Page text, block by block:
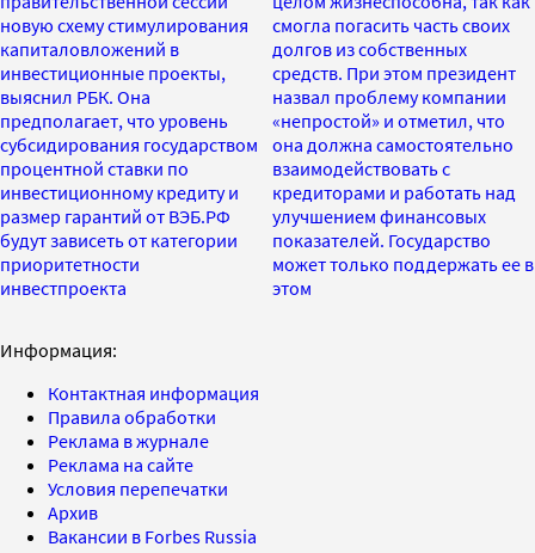
новую схему стимулирования
капиталовложений в
инвестиционные проекты,
выяснил РБК. Она
предполагает, что уровень
субсидирования государством
процентной ставки по
инвестиционному кредиту и
размер гарантий от ВЭБ.РФ
будут зависеть от категории
приоритетности
инвестпроекта
смогла погасить часть своих
долгов из собственных
средств. При этом президент
назвал проблему компании
«непростой» и отметил, что
она должна самостоятельно
взаимодействовать с
кредиторами и работать над
улучшением финансовых
показателей. Государство
может только поддержать ее в
этом
Информация:
Контактная информация
Правила обработки
Реклама в журнале
Реклама на сайте
Условия перепечатки
Архив
Вакансии в Forbes Russia